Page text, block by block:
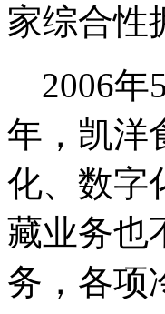
家综合性
2006
年，凯洋
化、数字
藏业务也
务，各项